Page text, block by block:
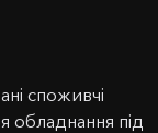
споживчі
обладнання під